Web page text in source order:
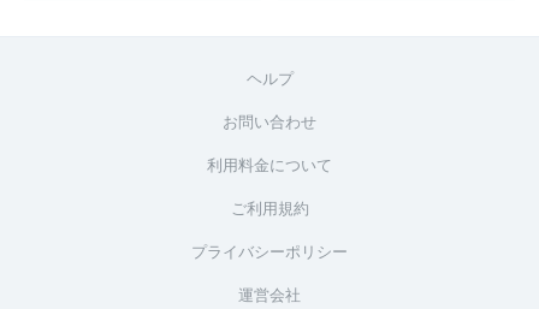
ヘルプ
お問い合わせ
利用料金について
ご利用規約
プライバシーポリシー
運営会社